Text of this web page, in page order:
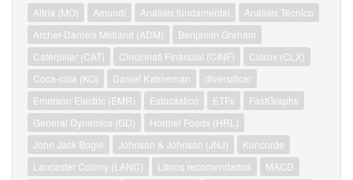
Altria (MO)
Amundi Análisis fundamental
Análisis Técnico
Archer-Daniels Midland (ADM)
Benjamin Graham
Caterpillar (CAT)
Cincinnati Financial (CINF)
Clorox (CLX)
Coca-cola (KO)
Daniel Kahneman
diversificar
Emerson Electric (EMR)
Estocástico ETFs
FastGraphs
General Dynamics (GD)
Hormel Foods (HRL)
John Jack Bogle
Johnson & Johnson (JNJ)
Koncorde
Lancaster Colony (LANC)
Libros recomendados
MACD